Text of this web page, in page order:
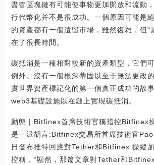
盡管區塊鏈有可能使事物更加開放和流動
行代幣化并不是很成功。一個原因可能是
的資產都有一個遺留市場，雖然復雜，但“
在了很長時間。
碳抵消是一種相對較新的資產類型，它們
例外。沒有一個根深蒂固以至于無法更改
實世界資產標記化的第一個真正成功的故
web3基礎設施以在鏈上實現碳抵消。
動態 | Bitfinex首席技術官稱指控Bitfinex
是一派胡言:Bitfinex交易所首席技術官
日發布推特回應對Tether和Bitfinex 操縱
控稱，“顯然，那篇文章對Tether和